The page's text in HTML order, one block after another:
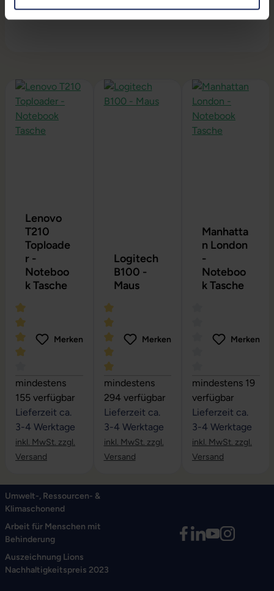
Akkulaufzeiten übernehmen.
Produktgalerie überspringen
Lenovo
T210
Toploade
r -
Noteboo
k Tasche
Durchschnittliche Bewertung von 4 von 5 Sternen
Merken
mindestens
155 verfügbar
Lieferzeit ca.
3-4 Werktage
inkl. MwSt. zzgl.
Versand
Logitech
B100 -
Maus
Durchschnittliche Bewertung von 5
Merken
mindestens
294 verfügbar
Lieferzeit ca.
3-4 Werktage
inkl. MwSt. zzgl.
Versand
Manhatta
n London
-
Noteboo
k Tasche
Durchschnittliche
Merken
mindestens 19
verfügbar
Lieferzeit ca.
3-4 Werktage
inkl. MwSt. zzgl.
Versand
Umwelt-, Ressourcen- &
Klimaschonend
Arbeit für Menschen mit
Behinderung
Auszeichnung Lions
Nachhaltigkeitspreis 2023